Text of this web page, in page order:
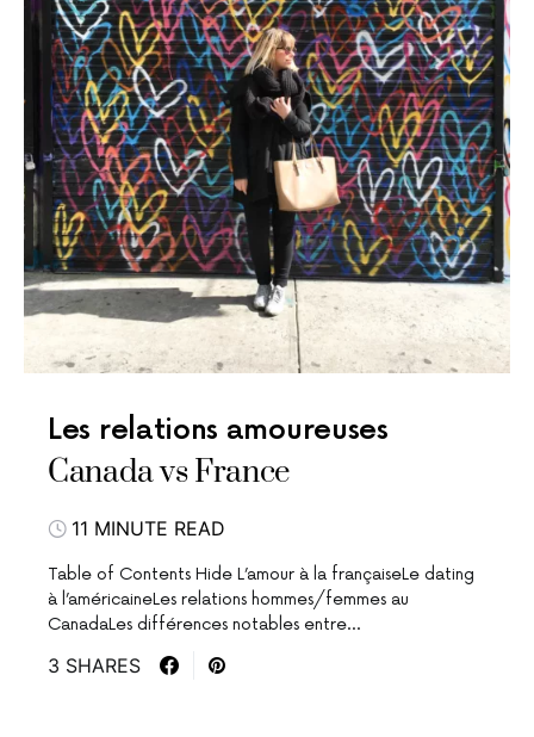
Les relations amoureuses
Canada vs France
11 MINUTE READ
Table of Contents Hide L’amour à la françaiseLe dating
à l’américaineLes relations hommes/femmes au
CanadaLes différences notables entre…
3 SHARES